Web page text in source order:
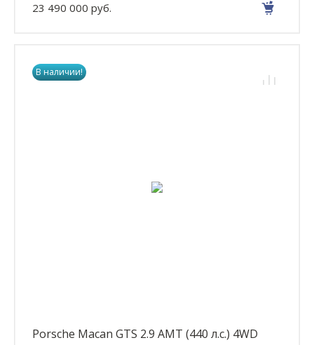
23 490 000 руб.
В наличии!
Porsche Macan GTS 2.9 AMT (440 л.с.) 4WD